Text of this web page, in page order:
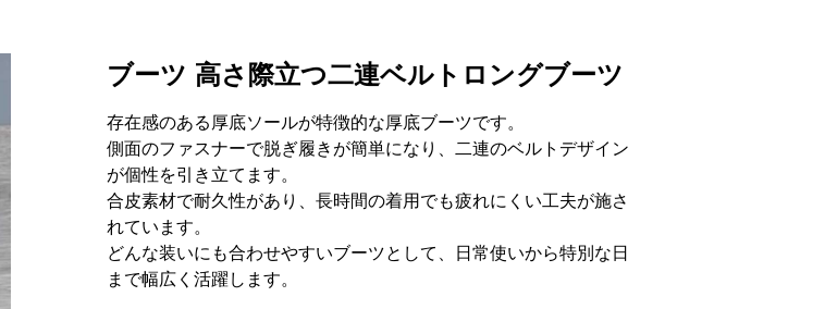
ブーツ 高さ際立つ二連ベルトロングブーツ
存在感のある厚底ソールが特徴的な厚底ブーツです。
側面のファスナーで脱ぎ履きが簡単になり、二連のベルトデザイン
が個性を引き立てます。
合皮素材で耐久性があり、長時間の着用でも疲れにくい工夫が施さ
れています。
どんな装いにも合わせやすいブーツとして、日常使いから特別な日
まで幅広く活躍します。